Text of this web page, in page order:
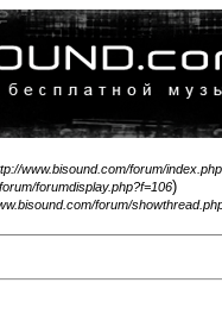
www.bisound.com/forum/index.php
forumdisplay.php?f=106)
forum/